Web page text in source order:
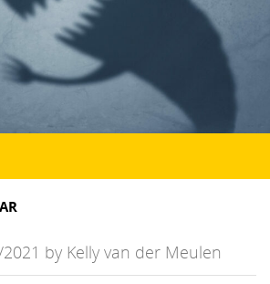
by Kelly van der Meulen